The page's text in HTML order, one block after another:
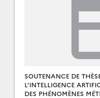
SOUTENANCE DE
L’INTELLIGENCE
DES PHÉNOMÈNES